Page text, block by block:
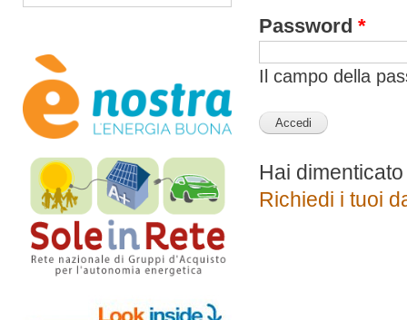
Password *
Il campo della
Hai
Richiedi i tuoi